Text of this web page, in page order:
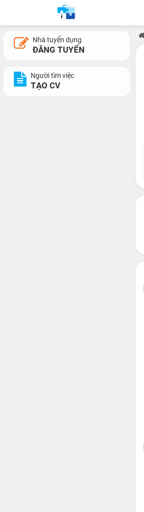
Nhà tuyển dụng
ĐĂNG TUYỂN
Người tìm việc
TẠO CV